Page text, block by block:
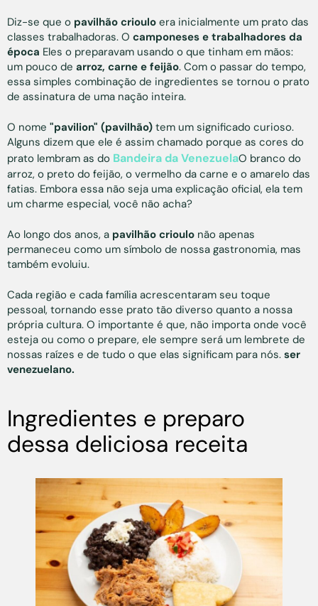
Diz-se que o pavilhão crioulo era inicialmente um prato das
classes trabalhadoras. O camponeses e trabalhadores da
época Eles o preparavam usando o que tinham em mãos:
um pouco de arroz, carne e feijão. Com o passar do tempo,
essa simples combinação de ingredientes se tornou o prato
de assinatura de uma nação inteira.
O nome "pavilion" (pavilhão) tem um significado curioso.
Alguns dizem que ele é assim chamado porque as cores do
prato lembram as do Bandeira da VenezuelaO branco do
arroz, o preto do feijão, o vermelho da carne e o amarelo das
fatias. Embora essa não seja uma explicação oficial, ela tem
um charme especial, você não acha?
Ao longo dos anos, a pavilhão crioulo não apenas
permaneceu como um símbolo de nossa gastronomia, mas
também evoluiu.
Cada região e cada família acrescentaram seu toque
pessoal, tornando esse prato tão diverso quanto a nossa
própria cultura. O importante é que, não importa onde você
esteja ou como o prepare, ele sempre será um lembrete de
nossas raízes e de tudo o que elas significam para nós. ser
venezuelano.
Ingredientes e preparo
dessa deliciosa receita